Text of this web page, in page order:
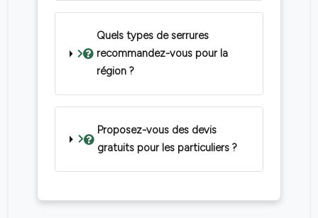
Quels types de serrures
recommandez-vous pour la
région ?
Proposez-vous des devis
gratuits pour les particuliers ?